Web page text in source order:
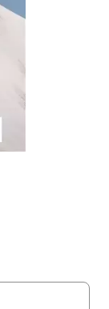
?
être alerté dès